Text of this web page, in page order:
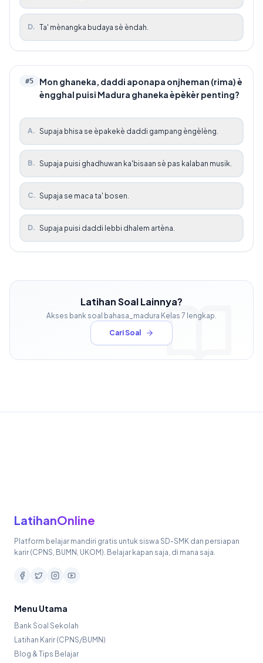
D. Ta' mènangka budaya sè èndah.
#5
Mon ghaneka, daddi aponapa onjheman (rima) è
èngghal puisi Madura ghaneka èpèkèr penting?
A. Supaja bhisa se èpakekè daddi gampang èngèlèng.
B. Supaja puisi ghadhuwan ka'bisaan sè pas kalaban musik.
C. Supaja se maca ta' bosen.
D. Supaja puisi daddi lebbi dhalem artèna.
Latihan Soal Lainnya?
Akses bank soal bahasa_madura Kelas 7 lengkap.
Cari Soal
LatihanOnline
Platform belajar mandiri gratis untuk siswa SD-SMK dan persiapan
karir (CPNS, BUMN, UKOM). Belajar kapan saja, di mana saja.
Menu Utama
Bank Soal Sekolah
Latihan Karir (CPNS/BUMN)
Blog & Tips Belajar